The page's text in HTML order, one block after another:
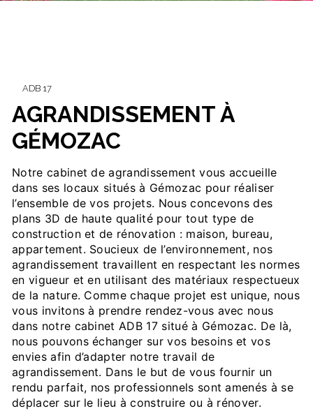
ADB 17
AGRANDISSEMENT À
GÉMOZAC
Notre cabinet de agrandissement vous accueille
dans ses locaux situés à Gémozac pour réaliser
l’ensemble de vos projets. Nous concevons des
plans 3D de haute qualité pour tout type de
construction et de rénovation : maison, bureau,
appartement. Soucieux de l’environnement, nos
agrandissement travaillent en respectant les normes
en vigueur et en utilisant des matériaux respectueux
de la nature. Comme chaque projet est unique, nous
vous invitons à prendre rendez-vous avec nous
dans notre cabinet ADB 17 situé à Gémozac. De là,
nous pouvons échanger sur vos besoins et vos
envies afin d’adapter notre travail de
agrandissement. Dans le but de vous fournir un
rendu parfait, nos professionnels sont amenés à se
déplacer sur le lieu à construire ou à rénover.